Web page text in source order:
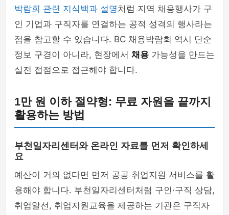
박람회 관련 지식백과 설명처럼 지역 채용행사가 구
인 기업과 구직자를 연결하는 공적 성격의 행사라는
점을 참고할 수 있습니다. BC 채용박람회 역시 단순
정보 구경이 아니라, 현장에서 채용 가능성을 만드는
실전 접점으로 접근해야 합니다.
1만 원 이하 절약형: 무료 자원을 끝까지
활용하는 방법
부천일자리센터와 온라인 자료를 먼저 확인하세
요
예산이 거의 없다면 먼저 공공 취업지원 서비스를 활
용해야 합니다. 부천일자리센터처럼 구인·구직 상담,
취업알선, 취업지원교육을 제공하는 기관은 구직자